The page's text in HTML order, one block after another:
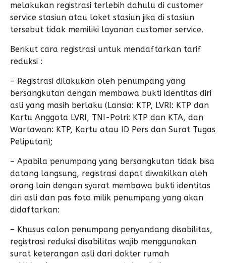
melakukan registrasi terlebih dahulu di customer
service stasiun atau loket stasiun jika di stasiun
tersebut tidak memiliki layanan customer service.
Berikut cara registrasi untuk mendaftarkan tarif
reduksi :
– Registrasi dilakukan oleh penumpang yang
bersangkutan dengan membawa bukti identitas diri
asli yang masih berlaku (Lansia: KTP, LVRI: KTP dan
Kartu Anggota LVRI, TNI-Polri: KTP dan KTA, dan
Wartawan: KTP, Kartu atau ID Pers dan Surat Tugas
Peliputan);
– Apabila penumpang yang bersangkutan tidak bisa
datang langsung, registrasi dapat diwakilkan oleh
orang lain dengan syarat membawa bukti identitas
diri asli dan pas foto milik penumpang yang akan
didaftarkan:
– Khusus calon penumpang penyandang disabilitas,
registrasi reduksi disabilitas wajib menggunakan
surat keterangan asli dari dokter rumah